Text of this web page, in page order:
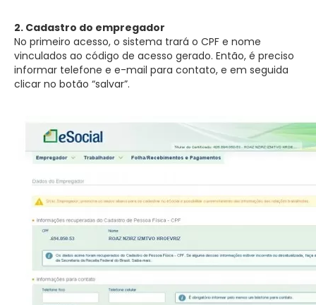
2. Cadastro do empregador
No primeiro acesso, o sistema trará o CPF e nome
vinculados ao código de acesso gerado. Então, é preciso
informar telefone e e-mail para contato, e em seguida
clicar no botão “salvar”.